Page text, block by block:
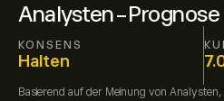
Analysten-Prognose
KONSENS
Halten
Basierend auf der Meinung von Analysten,